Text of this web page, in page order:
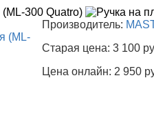
Производитель:
Старая цена:3 100
Цена онлайн: 2 950